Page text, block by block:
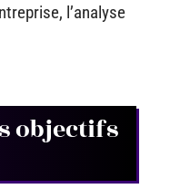
l’analyse
objectifs